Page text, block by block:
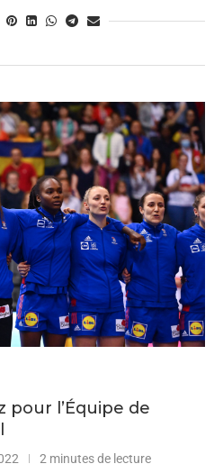
pour l’Équipe de
2 minutes de lecture